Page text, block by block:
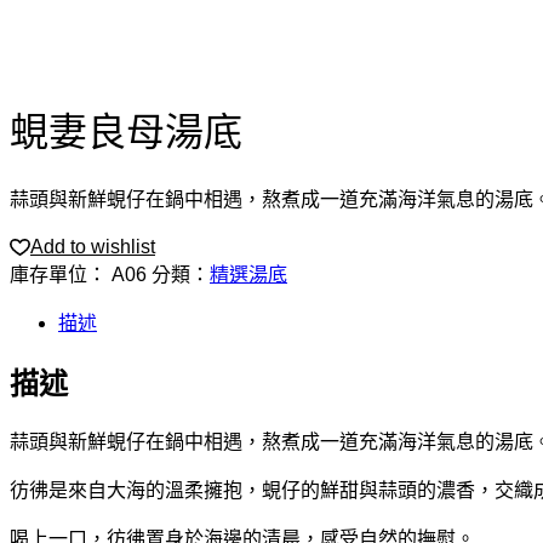
蜆妻良母湯底
蒜頭與新鮮蜆仔在鍋中相遇，熬煮成一道充滿海洋氣息的湯底
Add to wishlist
庫存單位： A06 分類： 精選湯底
描述
描述
蒜頭與新鮮蜆仔在鍋中相遇，熬煮成一道充滿海洋氣息的湯底
彷彿是來自大海的溫柔擁抱，蜆仔的鮮甜與蒜頭的濃香，交織